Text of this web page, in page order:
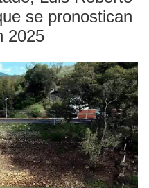
se pronostican
2025